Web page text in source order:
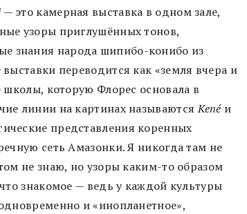
— это камерная выставка в одном зале,
узоры приглушённых тонов,
знания народа шипибо-конибо из
переводится как «земля вчера и
школы, которую Флорес основала в
линии на картинах называютсяKenéи
представления коренных
сеть Амазонки. Я никогда там не
не знаю, но узоры каким-то образом
знакомое — ведь у каждой культуры
и «инопланетное»,